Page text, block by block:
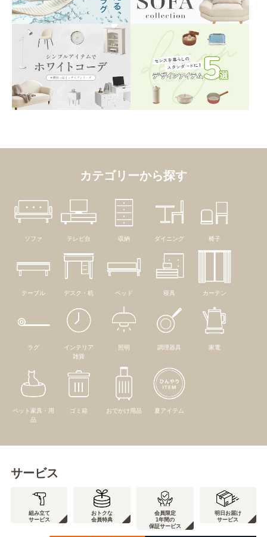
カテゴリーから探す
ソファ テレビ台 収納 ダイニング 椅子
テーブル デスク・机 ベッド 寝具 カーテン
ラグ
インテリア
雑貨
照明 調理器具 家電
ペット家具・用
品
ゴミ箱 おでかけ用品 夏アイテム
サービス
組み立て
サービス
おトクな
会員特典
会員限定
1年間の
保証サービス
明日お届け
サービス